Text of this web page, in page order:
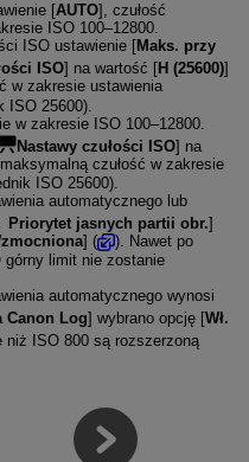
[AUTO], czułość
ISO 100–12800.
ISO ustawienie [Maks. przy
ISO] na wartość [H (25600)]
w zakresie ustawienia
ISO 25600).
w zakresie ISO 100–12800.
Nastawy czułości ISO] na
czułość w zakresie
ISO 25600).
automatycznego lub
Priorytet jasnych partii obr.]
] (
). Nawet po
górny limit nie zostanie
automatycznego wynosi
Canon Log] wybrano opcję [Wł.
niż ISO 800 są rozszerzoną